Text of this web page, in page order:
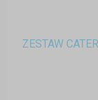
ZESTAW